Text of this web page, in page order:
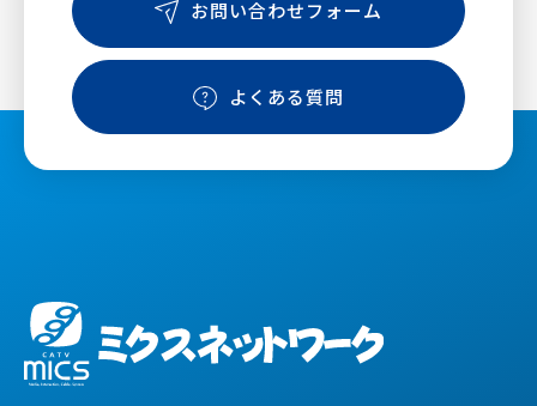
お問い合わせフォーム
よくある質問